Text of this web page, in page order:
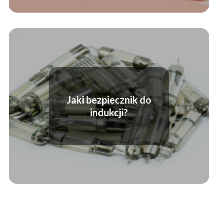
Jaki bezpiecznik do
indukcji?